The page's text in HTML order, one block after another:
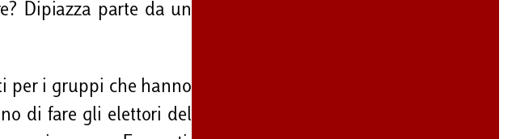
Dipiazza parte da un
per i gruppi che hanno
di fare gli elettori del